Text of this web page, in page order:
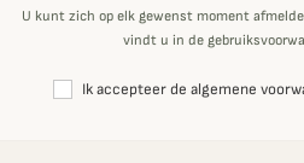
U kunt zich op elk gewenst moment
vindt u in de
Ik accepteer de algemene